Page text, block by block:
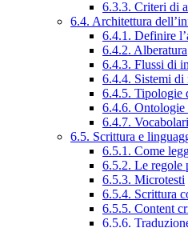
6.3.3. Criteri di
6.4. Architettura
6.4.1. Definire
6.4.2. Alberatura
6.4.3. Flussi di
6.4.4. Sistemi di
6.4.5. Tipologie
6.4.6. Ontologie
6.4.7.
6.5. Scrittura e
6.5.1. Come
6.5.2. Le regole
6.5.3. Microtesti
6.5.4. Scrittura
6.5.5. Content
6.5.6.